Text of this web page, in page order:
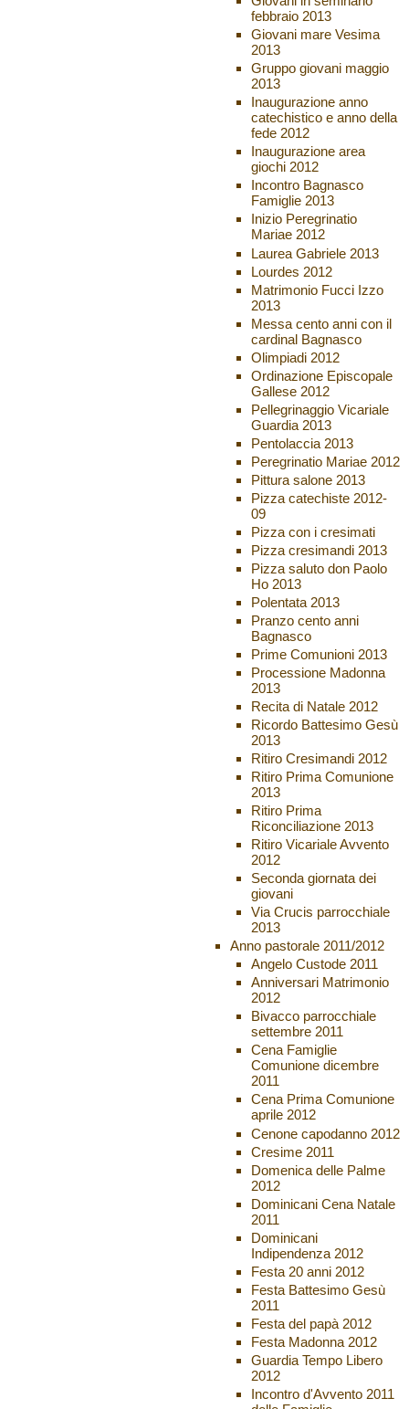
febbraio 2013
Giovani mare Vesima
2013
Gruppo giovani maggio
2013
Inaugurazione anno
catechistico e anno della
fede 2012
Inaugurazione area
giochi 2012
Incontro Bagnasco
Famiglie 2013
Inizio Peregrinatio
Mariae 2012
Laurea Gabriele 2013
Lourdes 2012
Matrimonio Fucci Izzo
2013
Messa cento anni con il
cardinal Bagnasco
Olimpiadi 2012
Ordinazione Episcopale
Gallese 2012
Pellegrinaggio Vicariale
Guardia 2013
Pentolaccia 2013
Peregrinatio Mariae 2012
Pittura salone 2013
Pizza catechiste 2012-
09
Pizza con i cresimati
Pizza cresimandi 2013
Pizza saluto don Paolo
Ho 2013
Polentata 2013
Pranzo cento anni
Bagnasco
Prime Comunioni 2013
Processione Madonna
2013
Recita di Natale 2012
Ricordo Battesimo Gesù
2013
Ritiro Cresimandi 2012
Ritiro Prima Comunione
2013
Ritiro Prima
Riconciliazione 2013
Ritiro Vicariale Avvento
2012
Seconda giornata dei
giovani
Via Crucis parrocchiale
2013
Anno pastorale 2011/2012
Angelo Custode 2011
Anniversari Matrimonio
2012
Bivacco parrocchiale
settembre 2011
Cena Famiglie
Comunione dicembre
2011
Cena Prima Comunione
aprile 2012
Cenone capodanno 2012
Cresime 2011
Domenica delle Palme
2012
Dominicani Cena Natale
2011
Dominicani
Indipendenza 2012
Festa 20 anni 2012
Festa Battesimo Gesù
2011
Festa del papà 2012
Festa Madonna 2012
Guardia Tempo Libero
2012
Incontro d'Avvento 2011